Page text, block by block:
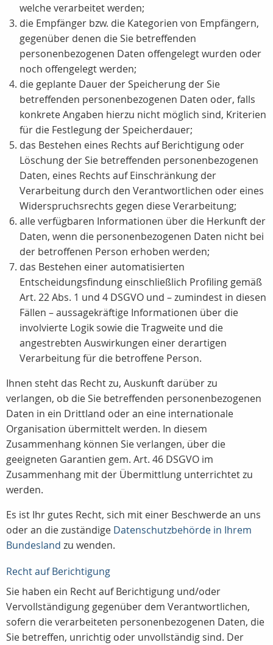
welche verarbeitet werden;
die Empfänger bzw. die Kategorien von Empfängern,
gegenüber denen die Sie betreffenden
personenbezogenen Daten offengelegt wurden oder
noch offengelegt werden;
die geplante Dauer der Speicherung der Sie
betreffenden personenbezogenen Daten oder, falls
konkrete Angaben hierzu nicht möglich sind, Kriterien
für die Festlegung der Speicherdauer;
das Bestehen eines Rechts auf Berichtigung oder
Löschung der Sie betreffenden personenbezogenen
Daten, eines Rechts auf Einschränkung der
Verarbeitung durch den Verantwortlichen oder eines
Widerspruchsrechts gegen diese Verarbeitung;
alle verfügbaren Informationen über die Herkunft der
Daten, wenn die personenbezogenen Daten nicht bei
der betroffenen Person erhoben werden;
das Bestehen einer automatisierten
Entscheidungsfindung einschließlich Profiling gemäß
Art. 22 Abs. 1 und 4 DSGVO und – zumindest in diesen
Fällen – aussagekräftige Informationen über die
involvierte Logik sowie die Tragweite und die
angestrebten Auswirkungen einer derartigen
Verarbeitung für die betroffene Person.
Ihnen steht das Recht zu, Auskunft darüber zu
verlangen, ob die Sie betreffenden personenbezogenen
Daten in ein Drittland oder an eine internationale
Organisation übermittelt werden. In diesem
Zusammenhang können Sie verlangen, über die
geeigneten Garantien gem. Art. 46 DSGVO im
Zusammenhang mit der Übermittlung unterrichtet zu
werden.
Es ist Ihr gutes Recht, sich mit einer Beschwerde an uns
oder an die zuständige Datenschutzbehörde in Ihrem
Bundesland zu wenden.
Recht auf Berichtigung
Sie haben ein Recht auf Berichtigung und/oder
Vervollständigung gegenüber dem Verantwortlichen,
sofern die verarbeiteten personenbezogenen Daten, die
Sie betreffen, unrichtig oder unvollständig sind. Der